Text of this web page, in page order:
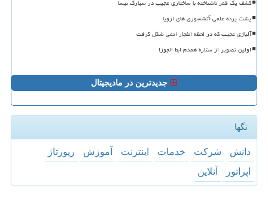
کشف یک قمر ناشناخته با ساختاری عجیب در سیارک نیسا
پشت پرده علمی آتشسوزی های اروپا
آلیاژی عجیب که در لحظه انفجار اتمی شکل گرفت
اولین تصویر از ستاره همدم ابط الجوزا
جدیدترین در مادیجیتال
تگها
دانش شركت خدمات اینترنت آموزش
رپورتاژ
اپراتور
آنلاین